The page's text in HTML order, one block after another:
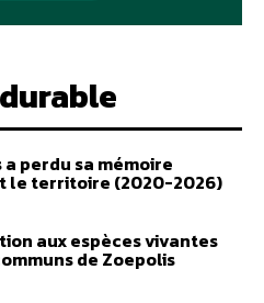
perdu sa mémoire
le territoire (2020-2026)
aux espèces vivantes
de Zoepolis